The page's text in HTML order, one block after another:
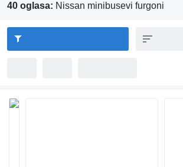
40 oglasa: Nissan minibusevi furgoni